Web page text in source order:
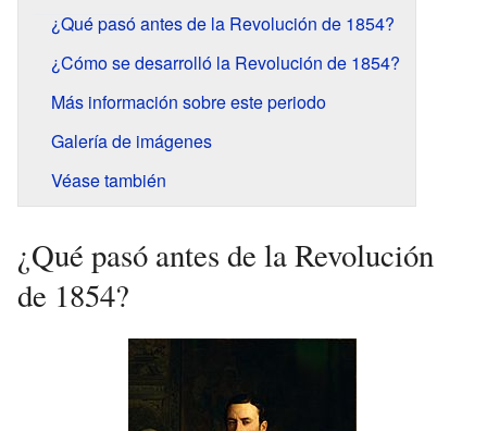
¿Qué pasó antes de la Revolución de 1854?
¿Cómo se desarrolló la Revolución de 1854?
Más información sobre este periodo
Galería de imágenes
Véase también
¿Qué pasó antes de la Revolución
de 1854?